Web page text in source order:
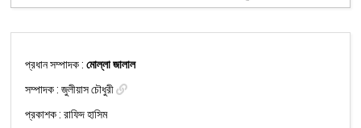
প্রধান সম্পাদক :মোল্লা জালাল
সম্পাদক :জুলীয়াস চৌধুরী
প্রকাশক : রাফিদ হাসিম